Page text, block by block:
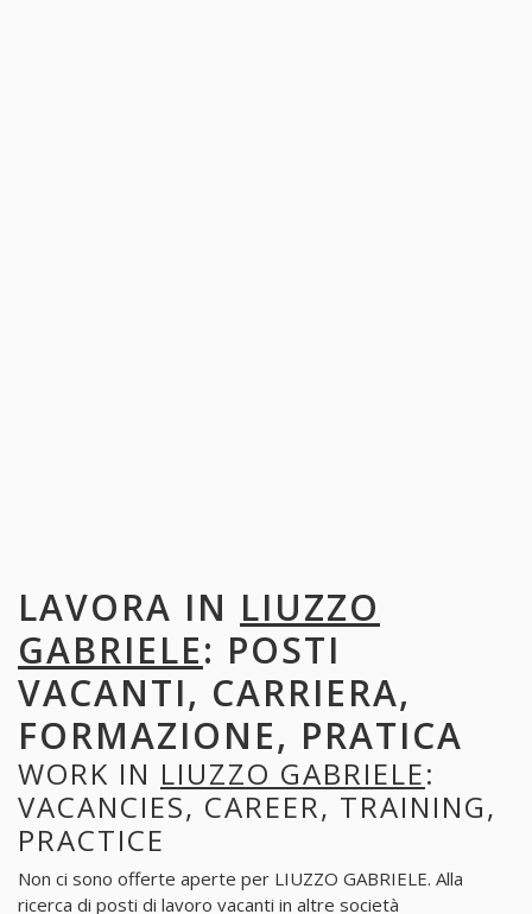
LAVORA IN LIUZZO
GABRIELE: POSTI
VACANTI, CARRIERA,
FORMAZIONE, PRATICA
WORK IN LIUZZO GABRIELE:
VACANCIES, CAREER, TRAINING,
PRACTICE
Non ci sono offerte aperte per LIUZZO GABRIELE. Alla
ricerca di posti di lavoro vacanti in altre società